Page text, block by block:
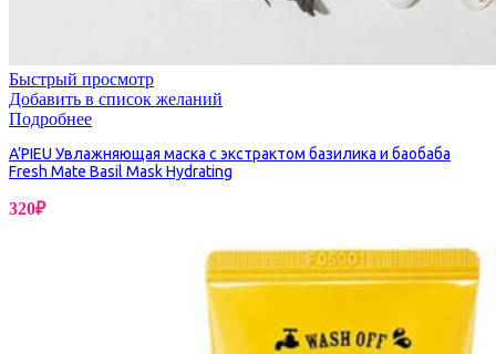
Быстрый просмотр
Добавить в список желаний
Подробнее
A’PIEU Увлажняющая маска с экстрактом базилика и баобаба
Fresh Mate Basil Mask Hydrating
320₽